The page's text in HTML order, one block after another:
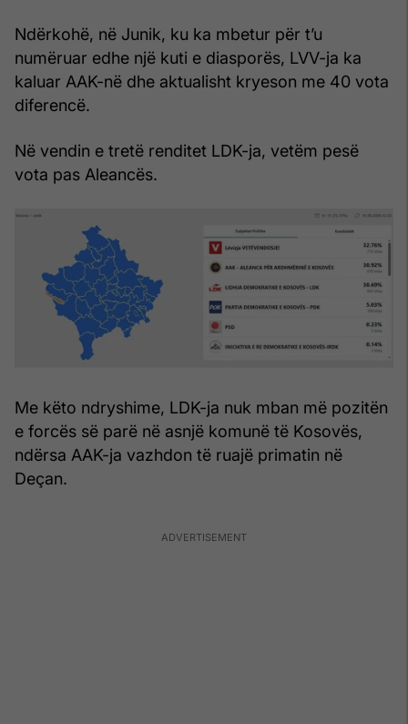
Ndërkohë, në Junik, ku ka mbetur për t’u
numëruar edhe një kuti e diasporës, LVV-ja ka
kaluar AAK-në dhe aktualisht kryeson me 40 vota
diferencë.
Në vendin e tretë renditet LDK-ja, vetëm pesë
vota pas Aleancës.
Me këto ndryshime, LDK-ja nuk mban më pozitën
e forcës së parë në asnjë komunë të Kosovës,
ndërsa AAK-ja vazhdon të ruajë primatin në
Deçan.